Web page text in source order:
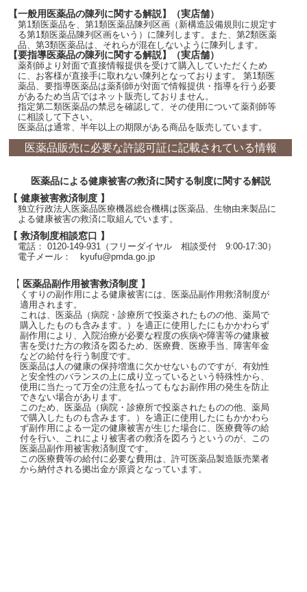
【一般用医薬品の陳列に関する解説】（実店舗）
第1類医薬品を、第1類医薬品陳列区画（新構造設備規則に規定す
る第1類医薬品陳列区画をいう）に陳列します。また、第2類医薬
品、第3類医薬品は、それらが混在しないように陳列します。
【要指導医薬品の陳列に関する解説】（実店舗）
薬剤師より対面で直接情報提供を受けて購入していただくため
に、お客様が直接手に取れない陳列となっております。 第1類医
薬品、要指導医薬品は薬剤師が対面で情報提供・指導を行う必要
があるため当店ではネット販売しておりません。
指定第二類医薬品の禁忌を確認して、その使用について薬剤師等
に相談して下さい。
医薬品は通常、半年以上の期限がある商品を販売しています。
医薬品販売に必要な許認可証に記載されている情報
医薬品による健康被害の救済に関する制度に関する解説
【 健康被害救済制度 】
独立行政法人医薬品医療機器総合機構は医薬品、生物由来製品に
よる健康被害の救済に取組んでいます。
【 救済制度相談窓口 】
電話： 0120-149-931（フリーダイヤル 相談受付 9:00-17:30）
電子メール： kyufu@pmda.go.jp
【 医薬品副作用被害救済制度 】
くすりの副作用による健康被害には、医薬品副作用救済制度が
適用されます。
これは、医薬品（病院・診療所で投薬されたものの他、薬局で
購入したものも含みます。）を適正に使用したにもかかわらず
副作用により、入院治療が必要な程度の疾病や障害等の健康被
害を受けた方の救済を図るため、医療費、医療手当、障害年金
などの給付を行う制度です。
医薬品は人の健康の保持増進に欠かせないものですが、有効性
と安全性のバランスの上に成り立っているという特殊性から、
使用に当たって万全の注意を払ってもなお副作用の発生を防止
できない場合があります。
このため、医薬品（病院・診療所で投薬されたものの他、薬局
で購入したものも含みます。）を適正に使用したにもかかわら
ず副作用による一定の健康被害が生じた場合に、医療費等の給
付を行い、これにより被害者の救済を図ろうというのが、この
医薬品副作用被害救済制度です。
この医療費等の給付に必要な費用は、許可医薬品製造販売業者
から納付される拠出金が原資となっています。